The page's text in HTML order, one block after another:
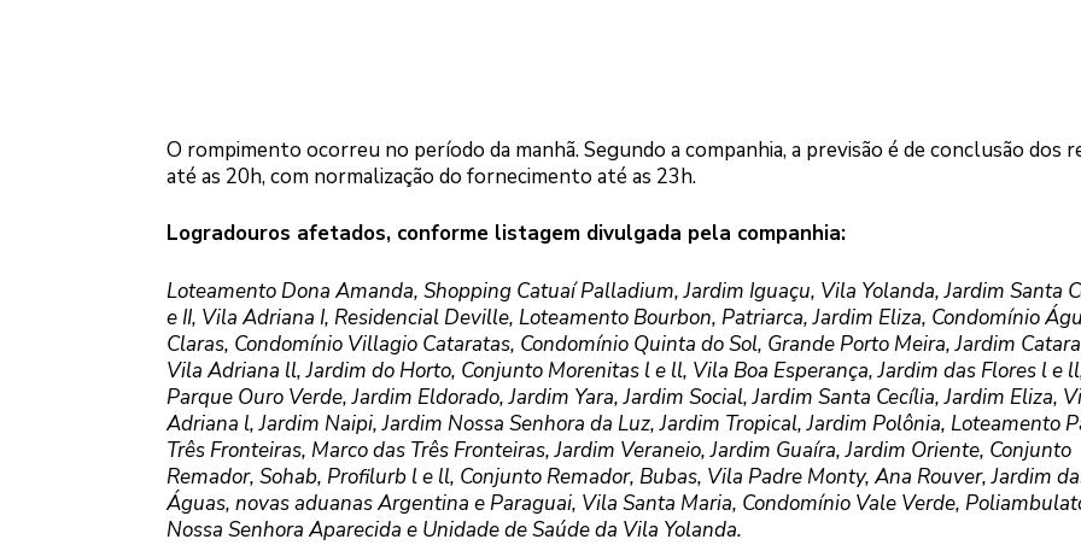
O rompimento ocorreu no período da manhã. Segundo a companhia, a previsão é de conclusão dos
até as 20h, com normalização do fornecimento até as 23h.
Logradouros afetados, conforme listagem divulgada pela companhia:
Loteamento Dona Amanda, Shopping Catuaí Palladium, Jardim Iguaçu, Vila Yolanda, Jardim Santa
e II, Vila Adriana I, Residencial Deville, Loteamento Bourbon, Patriarca, Jardim Eliza, Condomínio
Claras, Condomínio Villagio Cataratas, Condomínio Quinta do Sol, Grande Porto Meira, Jardim
Vila Adriana ll, Jardim do Horto, Conjunto Morenitas l e ll, Vila Boa Esperança, Jardim das Flores l e
Parque Ouro Verde, Jardim Eldorado, Jardim Yara, Jardim Social, Jardim Santa Cecília, Jardim Eliza,
Adriana l, Jardim Naipi, Jardim Nossa Senhora da Luz, Jardim Tropical, Jardim Polônia, Loteamento
Três Fronteiras, Marco das Três Fronteiras, Jardim Veraneio, Jardim Guaíra, Jardim Oriente, Conjunto
Remador, Sohab, Profilurb l e ll, Conjunto Remador, Bubas, Vila Padre Monty, Ana Rouver, Jardim
Águas, novas aduanas Argentina e Paraguai, Vila Santa Maria, Condomínio Vale Verde,
Nossa Senhora Aparecida e Unidade de Saúde da Vila Yolanda.